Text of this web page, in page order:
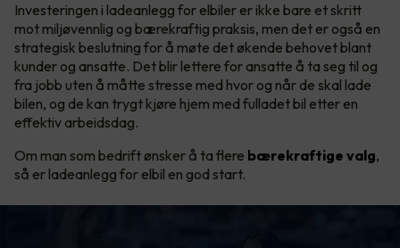
Investeringen i ladeanlegg for elbiler er ikke bare et skritt
mot miljøvennlig og bærekraftig praksis, men det er også en
strategisk beslutning for å møte det økende behovet blant
kunder og ansatte. Det blir lettere for ansatte å ta seg til og
fra jobb uten å måtte stresse med hvor og når de skal lade
bilen, og de kan trygt kjøre hjem med fulladet bil etter en
effektiv arbeidsdag.
Om man som bedrift ønsker å ta flere bærekraftige valg,
så er ladeanlegg for elbil en god start.